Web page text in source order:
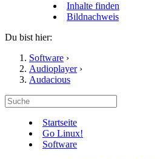
Inhalte finden
Bildnachweis
Du bist hier:
Software ›
Audioplayer ›
Audacious
Startseite
Go Linux!
Software